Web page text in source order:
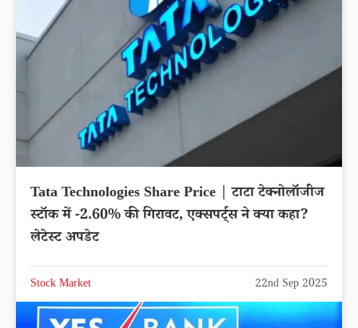
Tata Technologies Share Price | टाटा टेक्नोलॉजीज
स्टॉक में -2.60% की गिरावट, एक्सपर्ट्स ने क्या कहा?
लेटेस्ट अपडेट
Stock Market 22nd Sep 2025